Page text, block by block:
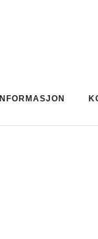
INFORMASJON